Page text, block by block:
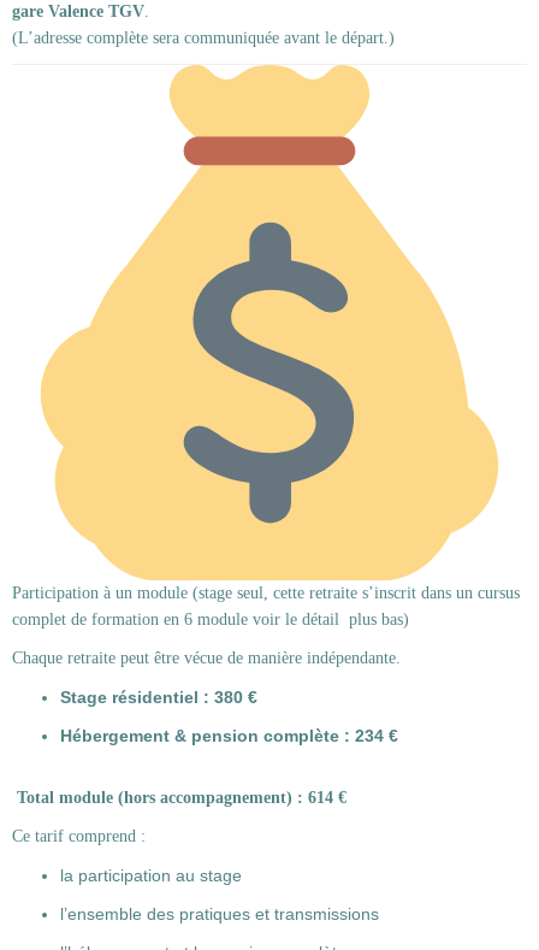
gare Valence TGV
(L’adresse complète sera communiquée avant le départ.)
Participation à un module (stage seul, cette retraite s’inscrit dans un cursus
complet de formation en 6 module voir le détail plus bas)
Chaque retraite peut être vécue de manière indépendante.
Stage résidentiel : 380 €
Hébergement & pension complète : 234 €
Total module (hors accompagnement) : 614 €
Ce tarif comprend :
la participation au stage
l’ensemble des pratiques et transmissions